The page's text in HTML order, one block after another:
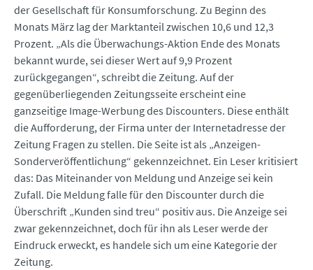
der Gesellschaft für Konsumforschung. Zu Beginn des
Monats März lag der Marktanteil zwischen 10,6 und 12,3
Prozent. „Als die Überwachungs-Aktion Ende des Monats
bekannt wurde, sei dieser Wert auf 9,9 Prozent
zurückgegangen“, schreibt die Zeitung. Auf der
gegenüberliegenden Zeitungsseite erscheint eine
ganzseitige Image-Werbung des Discounters. Diese enthält
die Aufforderung, der Firma unter der Internetadresse der
Zeitung Fragen zu stellen. Die Seite ist als „Anzeigen-
Sonderveröffentlichung“ gekennzeichnet. Ein Leser kritisiert
das: Das Miteinander von Meldung und Anzeige sei kein
Zufall. Die Meldung falle für den Discounter durch die
Überschrift „Kunden sind treu“ positiv aus. Die Anzeige sei
zwar gekennzeichnet, doch für ihn als Leser werde der
Eindruck erweckt, es handele sich um eine Kategorie der
Zeitung.